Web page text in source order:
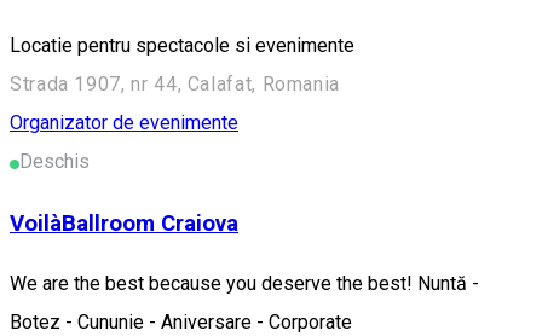
Locatie pentru spectacole si evenimente
Strada 1907, nr 44, Calafat, Romania
Organizator de evenimente
Deschis
VoilàBallroom Craiova
We are the best because you deserve the best! Nuntă -
Botez - Cununie - Aniversare - Corporate